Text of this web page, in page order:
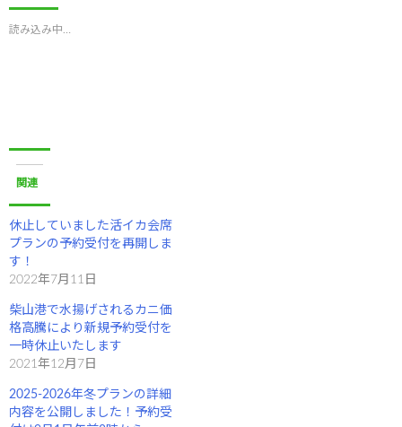
t
t
e
ィ
ン
で
き
ま
す
し
い
ウ
ン
ド
で
開
き
ま
す
)
読み込み中…
関連
休止していました活イカ会席
プランの予約受付を再開しま
す！
2022年7月11日
柴山港で水揚げされるカニ価
格高騰により新規予約受付を
一時休止いたします
2021年12月7日
2025-2026年冬プランの詳細
内容を公開しました！予約受